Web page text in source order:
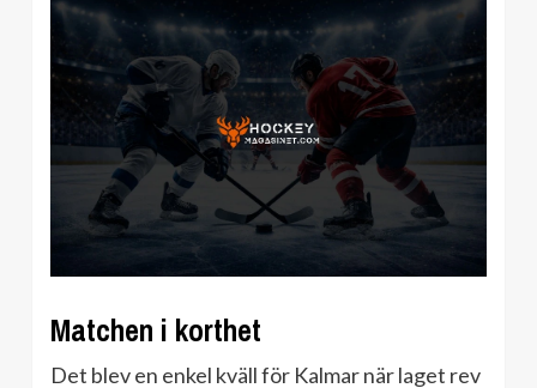
Matchen i korthet
Det blev en enkel kväll för Kalmar när laget rev